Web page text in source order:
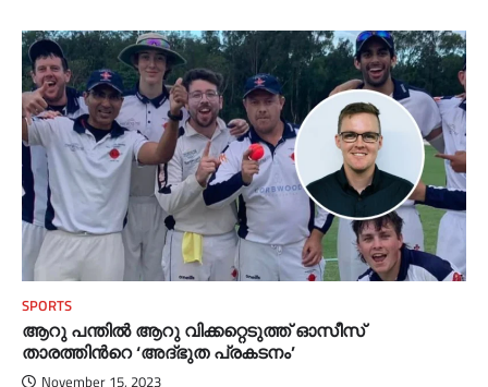
SPORTS
ആറു പന്തില്‍ ആറു വിക്കറ്റെടുത്ത് ഓസീസ്
താരത്തിന്‍റെ ‘അദ്ഭുത പ്രകടനം’
November 15, 2023